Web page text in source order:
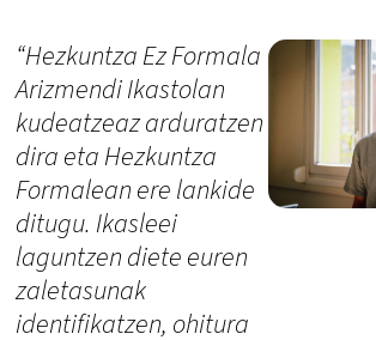
“Hezkuntza Ez Formala
Arizmendi Ikastolan
kudeatzeaz arduratzen
dira eta Hezkuntza
Formalean ere lankide
ditugu. Ikasleei
laguntzen diete euren
zaletasunak
identifikatzen, ohitura